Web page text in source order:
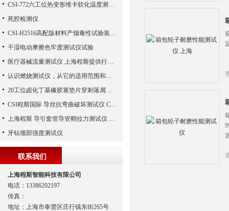
CSI-772六工位热变形维卡软化温度测定仪
死腔检测仪
CSI-H2516高配版材料产烟毒性试验装置（鼠笼法）
干湿电动摩擦色牢度测试仪试验
医疗器械流量测试仪 上海程斯提供行业标准测试方案
认识燃烧测试仪，从它的适用范围和特点开始
20工位卤化丁基橡胶塞垫片穿刺落屑和穿刺力测试仪 上海程斯 测试步骤
CSI程斯国际 导丝抗弯曲破坏测试仪 CSI-Z039 用途范围
上海程斯 导引套管导管鞘拉力测试仪 YY0450.1-2020
牙钻颈部强度测试仪
联系我们
上海程斯智能科技有限公司
电话：13386202197
传真：
地址：上海市奉贤区庄行镇东街265号